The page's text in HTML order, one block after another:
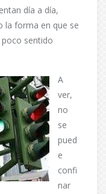
día a día,
la forma en que se
sentido
A
ver,
no
se
pued
e
confi
nar